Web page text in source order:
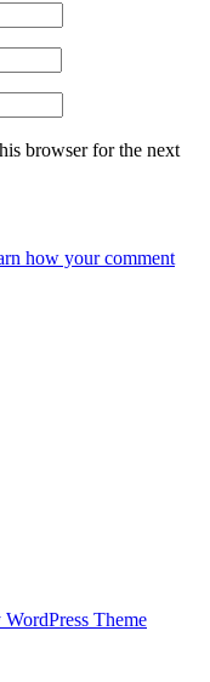
browser for the next
how your comment
Theme